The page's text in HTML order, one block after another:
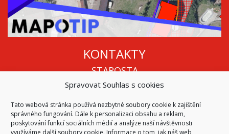
Spravovat Souhlas s cookies
Tato webová stránka používá nezbytné soubory cookie k zajištění
správného fungování. Dále k personalizaci obsahu a reklam,
poskytování funkcí sociálních médií a analýze naší návštěvnosti
využíváme další soubory cookie. Informace o tom, jak náš web
KONTAKTY
STAROSTA
Mgr. Roman Vala
info@oukojetice.cz
ÚŘEDNÍ HODINY